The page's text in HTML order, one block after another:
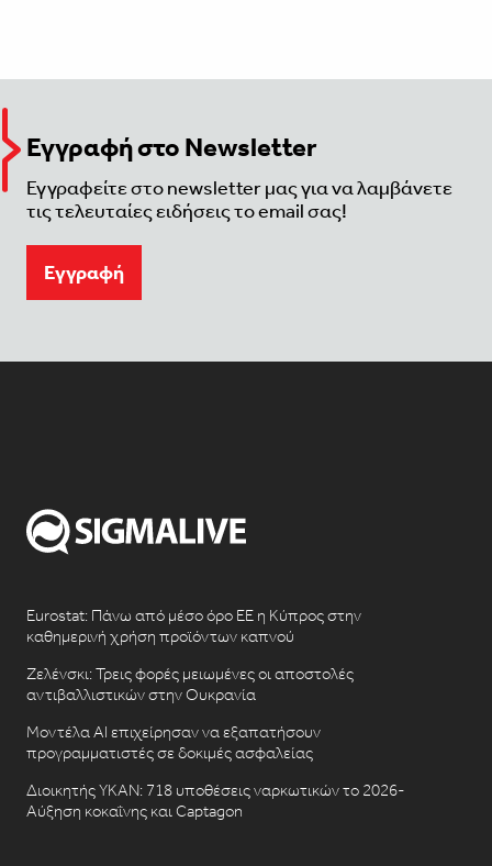
Εγγραφή στο Newsletter
Εγγραφείτε στο newsletter μας για να λαμβάνετε
τις τελευταίες ειδήσεις το email σας!
Eγγραφή
Eurostat: Πάνω από μέσο όρο ΕΕ η Κύπρος στην
καθημερινή χρήση προϊόντων καπνού
Ζελένσκι: Τρεις φορές μειωμένες οι αποστολές
αντιβαλλιστικών στην Ουκρανία
Μοντέλα AI επιχείρησαν να εξαπατήσουν
προγραμματιστές σε δοκιμές ασφαλείας
Διοικητής ΥΚΑΝ: 718 υποθέσεις ναρκωτικών το 2026-
Αύξηση κοκαΐνης και Captagon